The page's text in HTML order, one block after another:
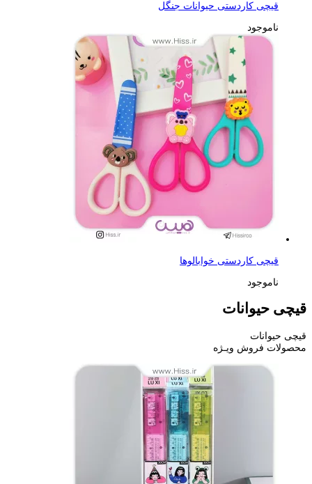
قیچی کاردستی حیوانات جنگل
ناموجود
قیچی کاردستی خوابالوها
ناموجود
قیچی حیوانات
قیچی حیوانات
محصولات فروش ویـژه